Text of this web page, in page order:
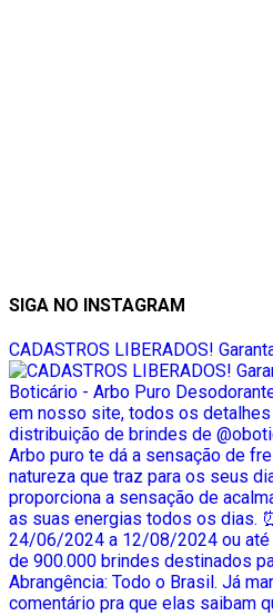
SIGA NO INSTAGRAM
CADASTROS LIBERADOS!